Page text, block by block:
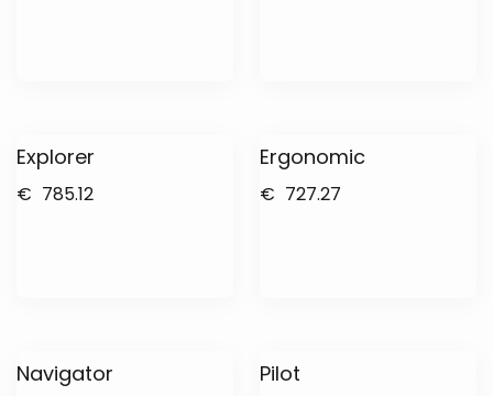
Explorer
€ 785.12
Ergonomic
€ 727.27
Navigator Pilot